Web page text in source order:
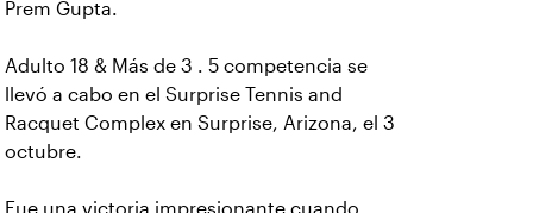
Prem Gupta.
Adulto 18 & Más de 3 . 5 competencia se
llevó a cabo en el Surprise Tennis and
Racquet Complex en Surprise, Arizona, el 3
octubre.
Fue una victoria impresionante cuando